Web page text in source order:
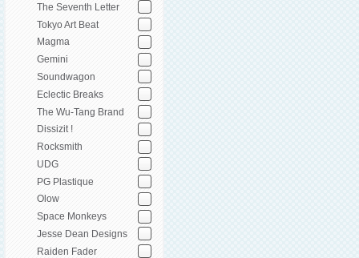
The Seventh Letter
Tokyo Art Beat
Magma
Gemini
Soundwagon
Eclectic Breaks
The Wu-Tang Brand
Dissizit !
Rocksmith
UDG
PG Plastique
Olow
Space Monkeys
Jesse Dean Designs
Raiden Fader